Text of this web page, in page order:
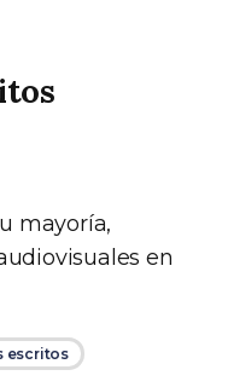
mayoría,
en
escritos